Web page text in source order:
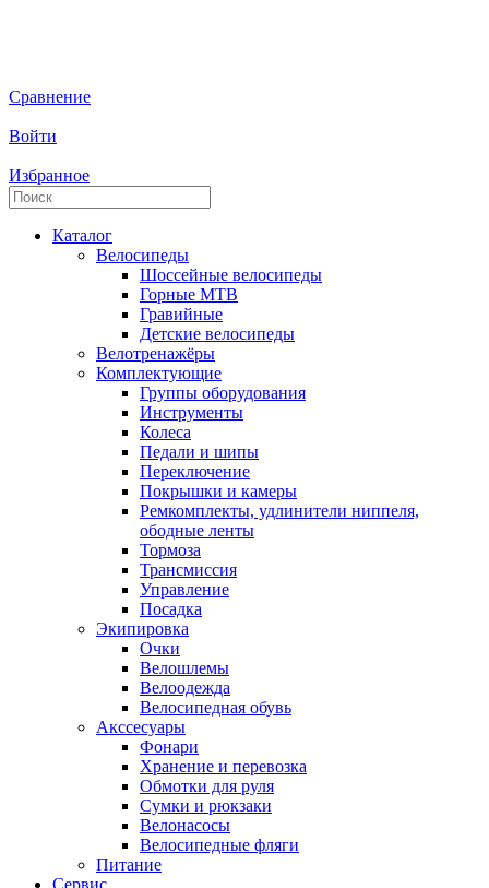
Сравнение
Войти
Избранное
Каталог
Велосипеды
Шоссейные велосипеды
Горные МTB
Гравийные
Детские велосипеды
Велотренажёры
Комплектующие
Группы оборудования
Инструменты
Колеса
Педали и шипы
Переключение
Покрышки и камеры
Ремкомплекты, удлинители ниппеля,
ободные ленты
Тормоза
Трансмиссия
Управление
Посадка
Экипировка
Очки
Велошлемы
Велоодежда
Велосипедная обувь
Акссесуары
Фонари
Хранение и перевозка
Обмотки для руля
Сумки и рюкзаки
Велонасосы
Велосипедные фляги
Питание
Сервис